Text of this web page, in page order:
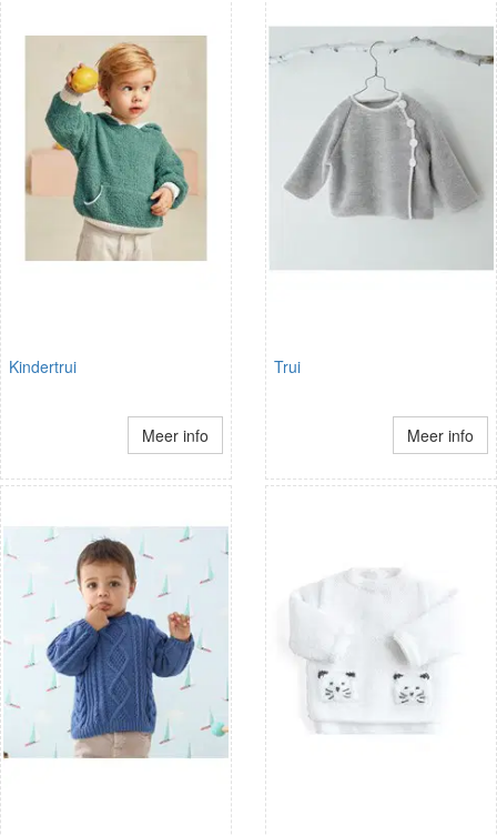
Kindertrui
Meer info
Trui
Meer info